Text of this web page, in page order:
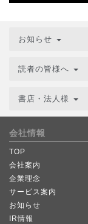
お知らせ
読者の皆様へ
書店・法人様
会社情報
TOP
会社案内
企業理念
サービス案内
お知らせ
IR情報